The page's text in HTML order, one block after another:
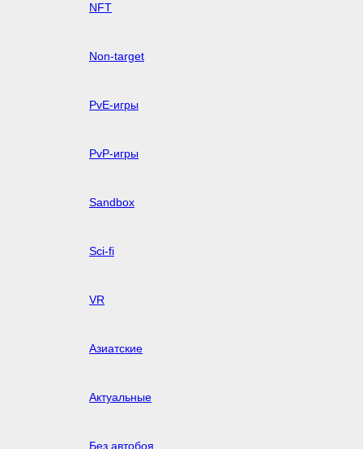
NFT
Non-target
PvE-игры
PvP-игры
Sandbox
Sci-fi
VR
Азиатские
Актуальные
Без автобоя